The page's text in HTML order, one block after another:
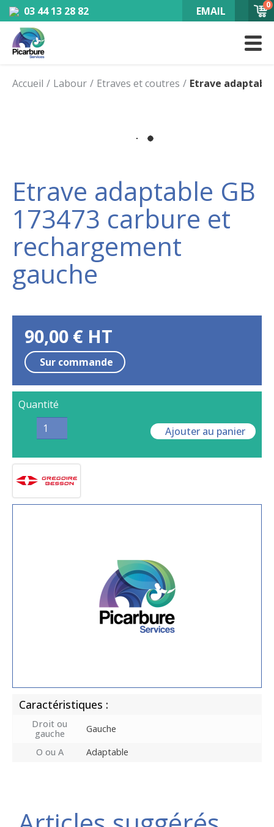
03 44 13 28 82 EMAIL 0
Accueil Labour Etraves et coutres Etrave
Etrave adaptable GB
173473 carbure et
rechargement
gauche
Caractéristiques :
Droit ou
gauche
Gauche
O ou A
Adaptable
90,00 € HT
Sur commande
Quantité
Ajouter au panier